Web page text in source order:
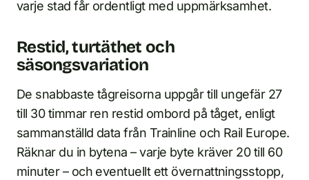
varje stad får ordentligt med uppmärksamhet.
Restid, turtäthet och
säsongsvariation
De snabbaste tågreisorna uppgår till ungefär 27
till 30 timmar ren restid ombord på tåget, enligt
sammanställd data från Trainline och Rail Europe.
Räknar du in bytena – varje byte kräver 20 till 60
minuter – och eventuellt ett övernattningsstopp,